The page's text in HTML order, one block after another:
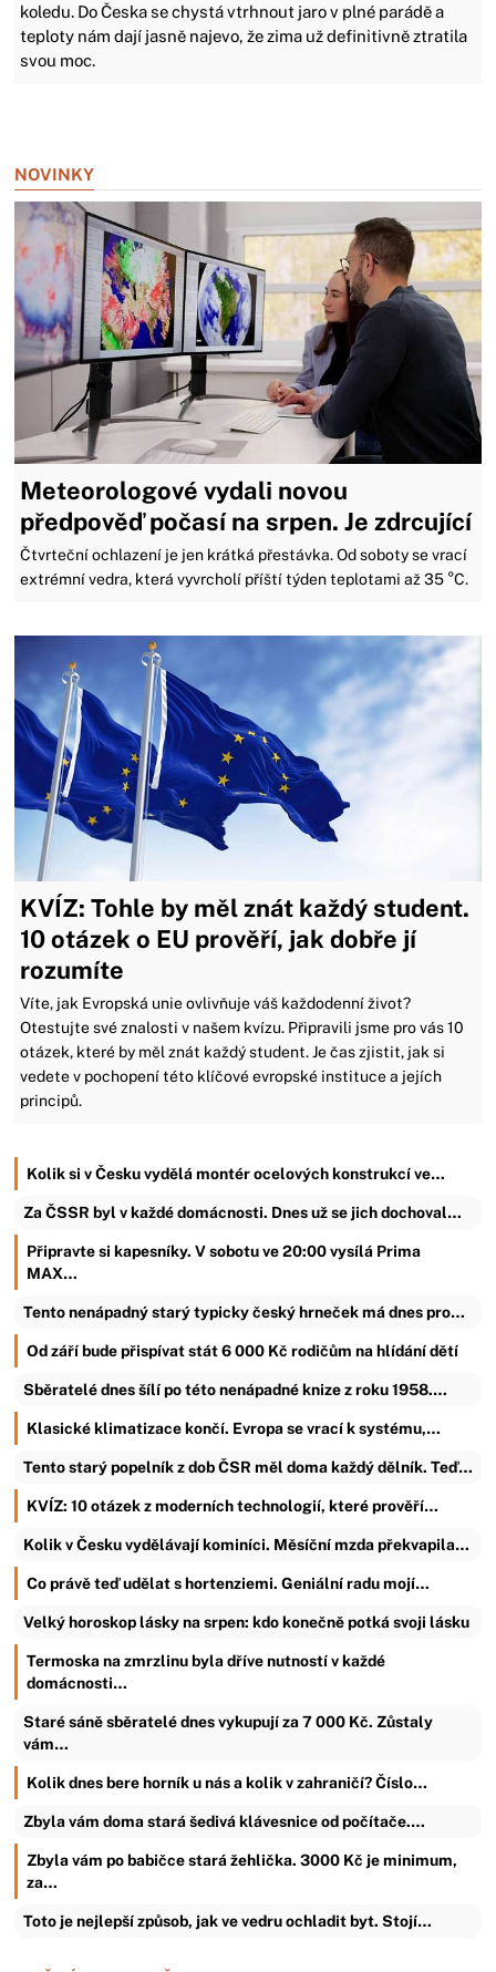
koledu. Do Česka se chystá vtrhnout jaro v plné parádě a
teploty nám dají jasně najevo, že zima už definitivně ztratila
svou moc.
NOVINKY
Meteorologové vydali novou
předpověď počasí na srpen. Je zdrcující
Čtvrteční ochlazení je jen krátká přestávka. Od soboty se vrací
extrémní vedra, která vyvrcholí příští týden teplotami až 35 °C.
KVÍZ: Tohle by měl znát každý student.
10 otázek o EU prověří, jak dobře jí
rozumíte
Víte, jak Evropská unie ovlivňuje váš každodenní život?
Otestujte své znalosti v našem kvízu. Připravili jsme pro vás 10
otázek, které by měl znát každý student. Je čas zjistit, jak si
vedete v pochopení této klíčové evropské instituce a jejích
principů.
Kolik si v Česku vydělá montér ocelových konstrukcí ve…
Za ČSSR byl v každé domácnosti. Dnes už se jich dochoval…
Připravte si kapesníky. V sobotu ve 20:00 vysílá Prima
MAX…
Tento nenápadný starý typicky český hrneček má dnes pro…
Od září bude přispívat stát 6 000 Kč rodičům na hlídání dětí
Sběratelé dnes šílí po této nenápadné knize z roku 1958.…
Klasické klimatizace končí. Evropa se vrací k systému,…
Tento starý popelník z dob ČSR měl doma každý dělník. Teď…
KVÍZ: 10 otázek z moderních technologií, které prověří…
Kolik v Česku vydělávají kominíci. Měsíční mzda překvapila…
Co právě teď udělat s hortenziemi. Geniální radu mojí…
Velký horoskop lásky na srpen: kdo konečně potká svoji lásku
Termoska na zmrzlinu byla dříve nutností v každé
domácnosti…
Staré sáně sběratelé dnes vykupují za 7 000 Kč. Zůstaly
vám…
Kolik dnes bere horník u nás a kolik v zahraničí? Číslo…
Zbyla vám doma stará šedivá klávesnice od počítače.…
Zbyla vám po babičce stará žehlička. 3000 Kč je minimum,
za…
Toto je nejlepší způsob, jak ve vedru ochladit byt. Stojí…